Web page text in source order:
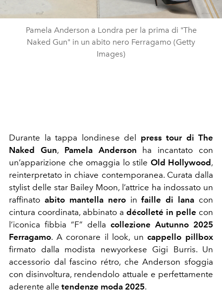
Pamela Anderson a Londra per la prima di "The
Naked Gun" in un abito nero Ferragamo (Getty
Images)
Durante la tappa londinese del press tour di The
Naked Gun, Pamela Anderson ha incantato con
un’apparizione che omaggia lo stile Old Hollywood,
reinterpretato in chiave contemporanea. Curata dalla
stylist delle star Bailey Moon, l’attrice ha indossato un
raffinato abito mantella neroinfaille di lana con
cintura coordinata, abbinato a décolleté in pelle con
l’iconica fibbia “F” della collezione Autunno 2025
Ferragamo. A coronare il look, uncappello pillbox
firmato dalla modista newyorkese Gigi Burris. Un
accessorio dal fascino rétro, che Anderson sfoggia
con disinvoltura, rendendolo attuale e perfettamente
aderente alle tendenze moda 2025.